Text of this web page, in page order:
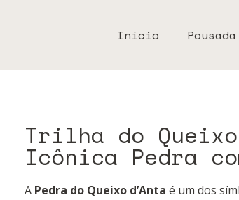
Início Pousada
Trilha do
Icônica Pedra
A Pedra do Queixo d’Anta é um dos